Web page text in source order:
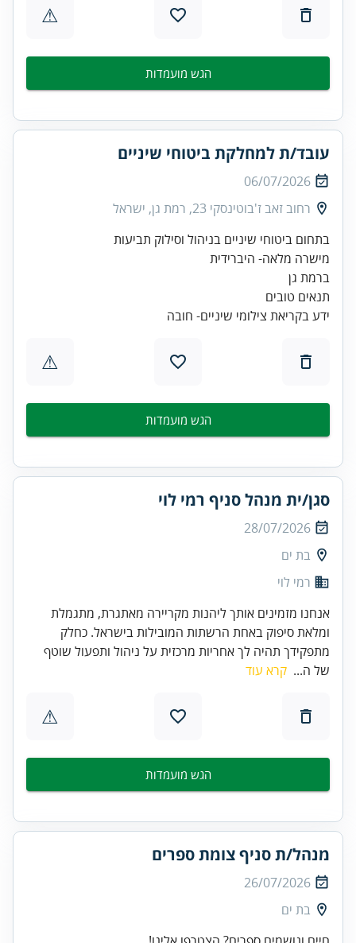
⚠
הגש מועמדות
עובד/ת למחלקת ביטוחי שיניים
06/07/2026
רחוב זאב ז'בוטינסקי 23, רמת גן, ישראל
ידע בקריאת צילומי שיניים- חובה
⚠
הגש מועמדות
סגן/ית מנהל סניף רמי לוי
28/07/2026
בת ים
רמי לוי
אנחנו מזמינים אותך ליהנות מקריירה מאתגרת, מתגמלת
ומלאת סיפוק באחת הרשתות המובילות בישראל. כחלק
מתפקידך תהיה לך אחריות מרכזית על ניהול ותפעול שוטף
של ה... קרא עוד
⚠
הגש מועמדות
מנהל/ת סניף צומת ספרים
26/07/2026
בת ים